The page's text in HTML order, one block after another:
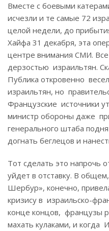
Вместе с боевыми
исчезли и те самые 72
целой недели, до
Хайфа 31 декабря, эта
центре внимания СМИ.
дерзостью израильтян.
Публика откровенно
израильтян, но
Французские источники
министр обороны даже
генерального штаба
догнать беглецов и
Тот сделать это напрочь
уйдет в отставку. В
Шербур», конечно,
кризису в израильско-
конце концов, французы
махать кулаками, и когда